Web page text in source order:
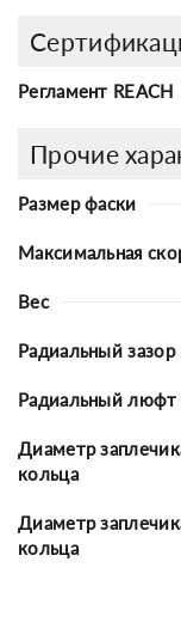
Регламент REACH
Прочие
Размер фаски
Максимальная
Вес
Радиальный зазор
Радиальный люфт
Диаметр
кольца
Диаметр
кольца